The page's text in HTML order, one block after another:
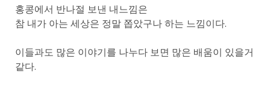
홍콩에서 반나절 보낸 내느낌은
참 내가 아는 세상은 정말 쫍았구나 하는 느낌이다.
이들과도 많은 이야기를 나누다 보면 많은 배움이 있을거
같다.